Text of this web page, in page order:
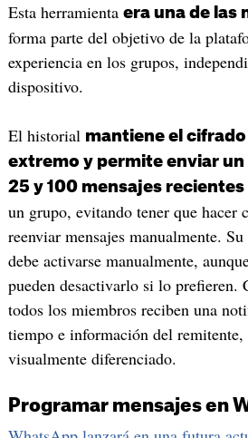
Esta herramienta era una de las
forma parte del objetivo de la
experiencia en los grupos,
dispositivo.
El historial mantiene el
extremo y permite enviar
25 y 100 mensajes recientes
un grupo, evitando tener que hacer
reenviar mensajes manualmente.
debe activarse manualmente,
pueden desactivarlo si lo prefieren.
todos los miembros reciben una
tiempo e información del
visualmente diferenciado.
Programar mensajes en